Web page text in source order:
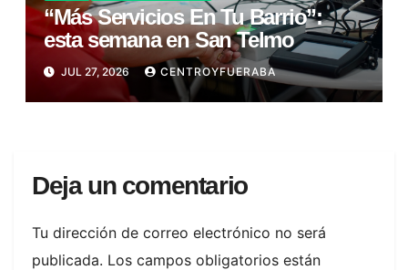
“Más Servicios En Tu Barrio”:
esta semana en San Telmo
JUL 27, 2026 CENTROYFUERABA
Deja un comentario
Tu dirección de correo electrónico no será
publicada. Los campos obligatorios están